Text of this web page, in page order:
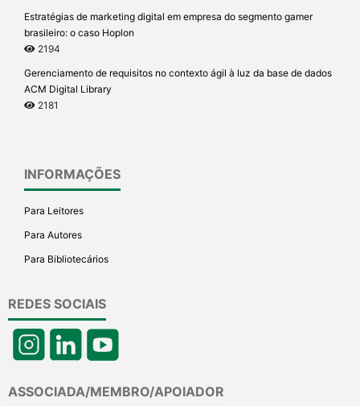
Estratégias de marketing digital em empresa do segmento gamer
brasileiro: o caso Hoplon
2194
Gerenciamento de requisitos no contexto ágil à luz da base de dados
ACM Digital Library
2181
INFORMAÇÕES
Para Leitores
Para Autores
Para Bibliotecários
REDES SOCIAIS
ASSOCIADA/MEMBRO/APOIADOR